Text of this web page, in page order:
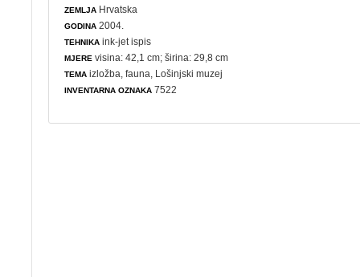
ZEMLJA Hrvatska
GODINA 2004.
TEHNIKA ink-jet ispis
MJERE visina: 42,1 cm; širina: 29,8 cm
TEMA izložba ,fauna , Lošinjski muzej
INVENTARNA OZNAKA 7522